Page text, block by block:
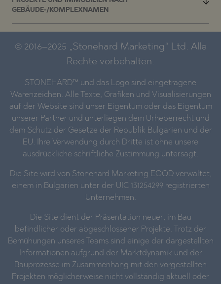
GEBÄUDE-/KOMPLEXNAMEN
© 2016–2025 „Stonehard Marketing“ Ltd. Alle
Rechte vorbehalten.
STONEHARD™ und das Logo sind eingetragene
Warenzeichen. Alle Texte, Grafiken und Visualisierungen
auf der Website sind unser Eigentum oder das Eigentum
unserer Partner und unterliegen dem Urheberrecht und
dem Schutz der Gesetze der Republik Bulgarien und der
EU. Ihre Verwendung durch Dritte ist ohne unsere
ausdrückliche schriftliche Zustimmung untersagt.
Die Site wird von Stonehard Marketing EOOD verwaltet,
einem in Bulgarien unter der UIC 131254299 registrierten
Unternehmen.
Die Site dient der Präsentation neuer, im Bau
befindlicher oder abgeschlossener Projekte. Trotz der
Bemühungen unseres Teams sind einige der dargestellten
Informationen aufgrund der Marktdynamik und der
Bauprozesse im Zusammenhang mit den vorgestellten
Projekten möglicherweise nicht vollständig aktuell oder